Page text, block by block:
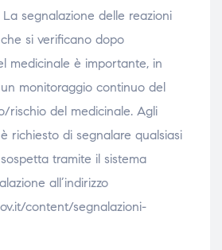
La segnalazione delle reazioni
si verificano dopo
medicinale è importante, in
monitoraggio continuo del
rischio del medicinale. Agli
richiesto di segnalare qualsiasi
tramite il sistema
all’indirizzo
content/segnalazioni-